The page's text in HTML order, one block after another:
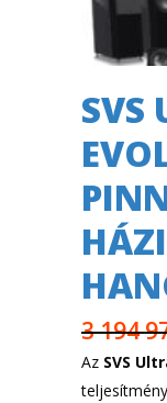
SVS
3 194
Az SVS